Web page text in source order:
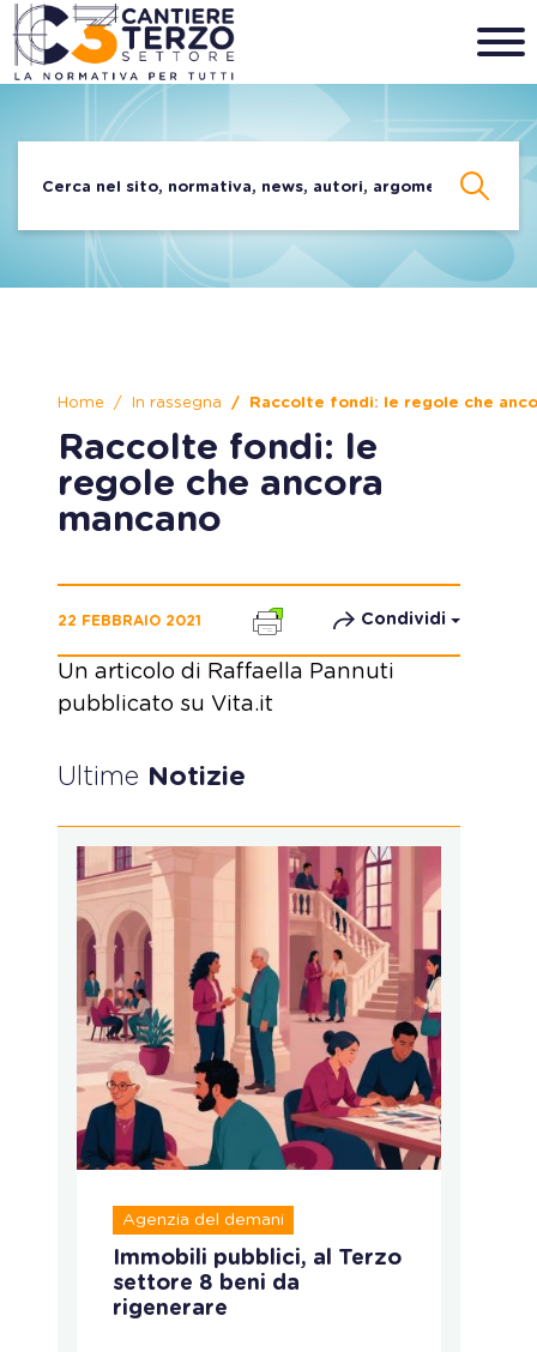
Home In rassegna Raccolte fondi: le regole che
Raccolte fondi: le
regole che ancora
mancano
22 FEBBRAIO 2021 Condividi
Un articolo di Raffaella Pannuti
pubblicato su Vita.it
Ultime Notizie
Agenzia del demani
Immobili pubblici, al Terzo
settore 8 beni da
rigenerare